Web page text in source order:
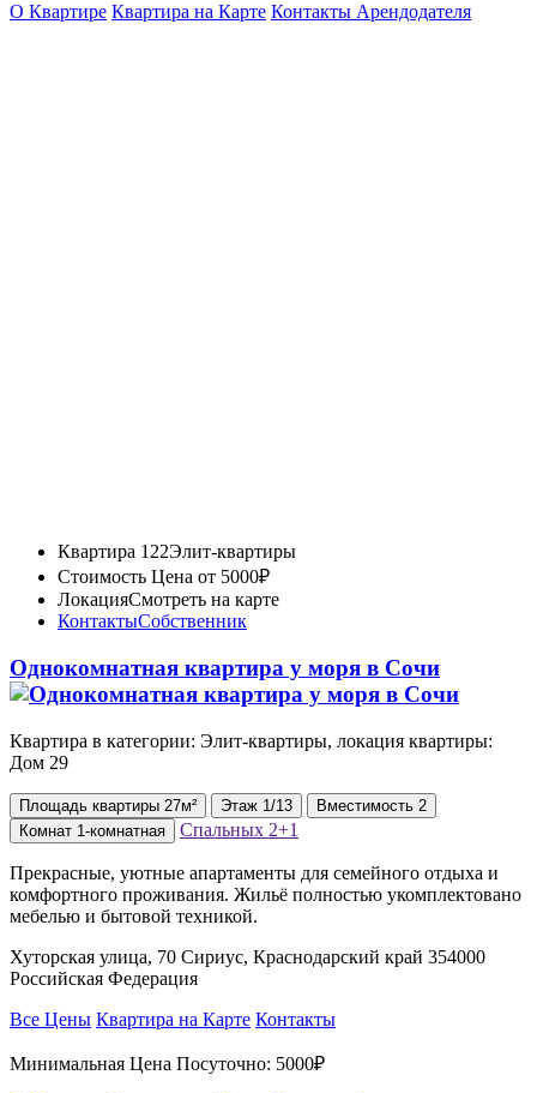
О Квартире Квартира на Карте Контакты Арендодателя
Квартира 122Элит-квартиры
Стоимость Цена от 5000₽
ЛокацияСмотреть на карте
КонтактыСобственник
Однокомнатная квартира у моря в Сочи
Квартира в категории: Элит-квартиры, локация квартиры:
Дом 29
Площадь квартиры 27м² Этаж 1/13 Вместимость 2
Комнат 1-комнатная Спальных 2+1
Прекрасные, уютные апартаменты для семейного отдыха и
комфортного проживания. Жильё полностью укомплектовано
мебелью и бытовой техникой.
Хуторская улица, 70 Сириус, Краснодарский край 354000
Российская Федерация
Все Цены Квартира на Карте Контакты
Минимальная Цена Посуточно: 5000₽